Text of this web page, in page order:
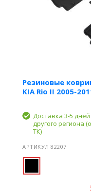
Резиновые
KIA Rio II 2005-
Доставка 3-5
другого региона
ТК)
АРТИКУЛ 82207